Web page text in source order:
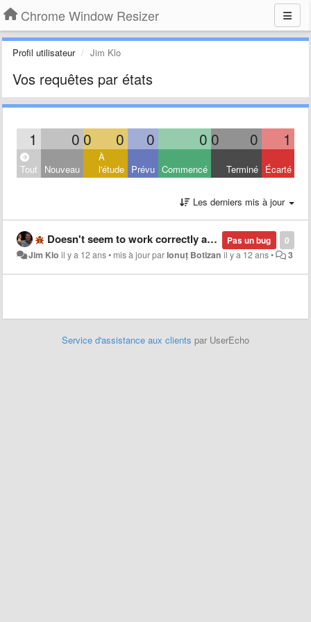
Chrome Window Resizer
Profil utilisateur Jim Klo
Vos requêtes par états
1 0 0 0 0 0 0 0 1
Tout Nouveau
À
l'étude Prévu Commencé Terminé Écarté
Les derniers mis à jour
0
Pas un bug
Doesn't seem to work correctly anymore with Chrome 39.0.2171.95. It seems to double the selected size.
Jim Klo il y a 12 ans• mis à jour parIonuț Botizan il y a 12 ans• 3
Service d'assistance aux clients par UserEcho